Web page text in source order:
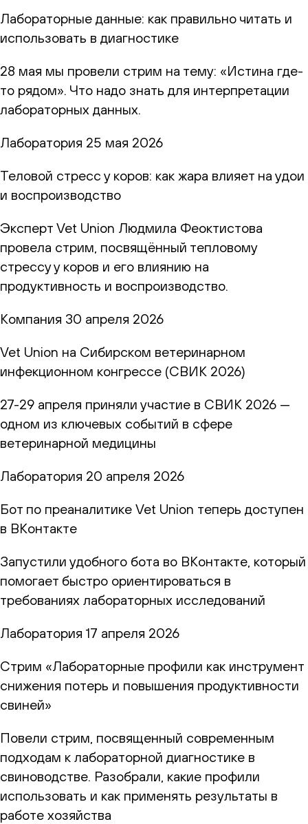
Лабораторные данные: как правильно читать и
использовать в диагностике
28 мая мы провели стрим на тему: «Истина где-
то рядом». Что надо знать для интерпретации
лабораторных данных.
Лаборатория 25 мая 2026
Теловой стресс у коров: как жара влияет на удои
и воспроизводство
Эксперт Vet Union Людмила Феоктистова
провела стрим, посвящённый тепловому
стрессу у коров и его влиянию на
продуктивность и воспроизводство.
Компания 30 апреля 2026
Vet Union на Сибирском ветеринарном
инфекционном конгрессе (СВИК 2026)
27-29 апреля приняли участие в СВИК 2026 —
одном из ключевых событий в сфере
ветеринарной медицины
Лаборатория 20 апреля 2026
Бот по преаналитике Vet Union теперь доступен
в ВКонтакте
Запустили удобного бота во ВКонтакте, который
помогает быстро ориентироваться в
требованиях лабораторных исследований
Лаборатория 17 апреля 2026
Стрим «Лабораторные профили как инструмент
снижения потерь и повышения продуктивности
свиней»
Повели стрим, посвященный современным
подходам к лабораторной диагностике в
свиноводстве. Разобрали, какие профили
использовать и как применять результаты в
работе хозяйства